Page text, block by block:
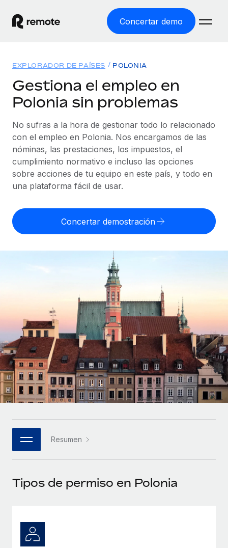
Concertar demo
EMPLEO GLOBAL
Nómina global
Gestiona las nóminas de forma sencilla y conforme a la
legalidad.
Employer of Record
Expándete en todo el mundo sin gastar en entidades.
cumpliendo la normativa.
Integra y gestiona a autónomos globalmente.
Externaliza tareas laborales complejas.
INFRAESTRUCTURA
Conexión Remote
Integra los RR. HH. en tus flujos de trabajo sin
complicaciones.
Plataforma
Funciones esenciales de RR. HH. integradas para tu
Conectar
Conecta cualquier herramienta de IA con Remote
Optimiza los procesos con herramientas empresariales
SERVICIOS
Soluciones
COBERTURA MUNDIAL
Explorador de países
Consulta el soporte del empleo global según el país.
Explorador estatal de EE. UU.
Simplifica la contratación en todos los estados de EE.
Comparador de Remote
Compáranos con otras empresas.
ETAPAS DE CRECIMIENTO
Soluciones ágiles de RR. HH. globales y nóminas para
empresas en crecimiento.
Mediana empresa
Amplía tu equipo con soluciones de RR. HH.
personalizadas.
Empresa
RR. HH. globales para grandes empresas.
ASOCIARSE
Socios tecnológicos estratégicos
Integra la gestión de los RR. HH. globales en tu
Asociarse
Recursos
HERRAMIENTAS Y CALCULADORAS
Calculadora del riesgo de clasificación errónea
Consulta el riesgo de clasificación errónea por país.
cualquier país.
Descubre opciones de divisas y tiempos de pago para
APRENDIZAJE CON REMOTE
Guías y recursos
Casos prácticos
Glosario de RR. HH.
Listas de verificación y plantillas
Biblioteca de descripciones de puestos
Webinarios
Información sobre salarios y talento
Obtén ayuda
Precios
English
Nederlands
Español
Italiano
Português (Portugal)
日本語
한국어
中文（简体）
EXPLORADOR DE PAÍSES POLONIA
Gestiona el empleo en
Polonia sin problemas
No sufras a la hora de gestionar todo lo relacionado
con el empleo en Polonia. Nos encargamos de las
nóminas, las prestaciones, los impuestos, el
cumplimiento normativo e incluso las opciones
sobre acciones de tu equipo en este país, y todo en
una plataforma fácil de usar.
Concertar demostración
Resumen
Tipos de permiso en Polonia